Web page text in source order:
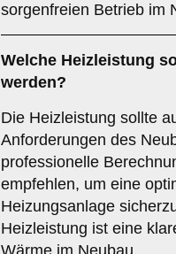
sorgenfreien Betrieb im
Welche Heizleistung
werden?
Die Heizleistung sollte
Anforderungen des
professionelle
empfehlen, um eine
Heizungsanlage
Heizleistung ist eine
Wärme im Neubau.